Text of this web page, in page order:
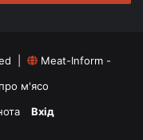
|
Meat-Inform -
м'ясо
Вхід